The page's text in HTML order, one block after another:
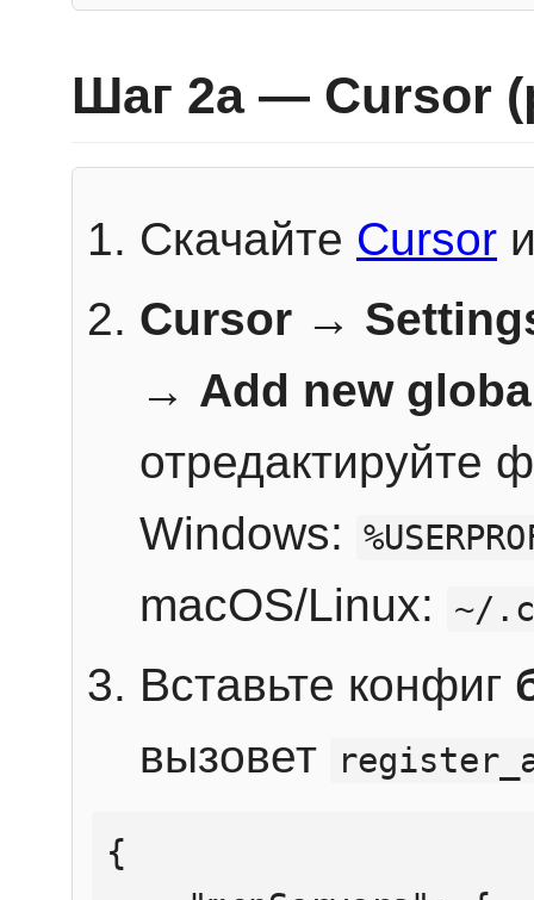
Шаг 2a — Cursor
Скачайте Cursor
Cursor →
→ Add new
отредактируйте
Windows:
macOS/Linux: ~/
Вставьте конфиг
вызовет
{